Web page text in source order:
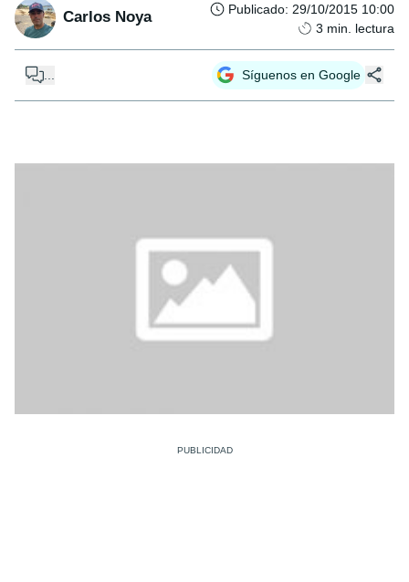
Carlos Noya Publicado: 29/10/2015 10:00
3 min. lectura
Síguenos en Google